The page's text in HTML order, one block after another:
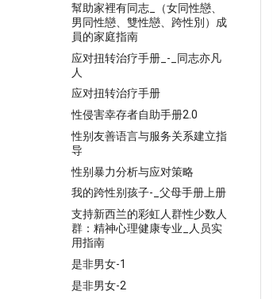
幫助家裡有同志_（女同性戀、
男同性戀、雙性戀、跨性別）成
員的家庭指南
应对扭转治疗手册_-_同志亦凡
人
应对扭转治疗手册
性侵害幸存者自助手册2.0
性别友善语言与服务关系建立指
导
性别暴力分析与应对策略
我的跨性别孩子-_父母手册上册
支持新西兰的彩虹人群性少数人
群：精神心理健康专业_人员实
用指南
是非男女-1
是非男女-2